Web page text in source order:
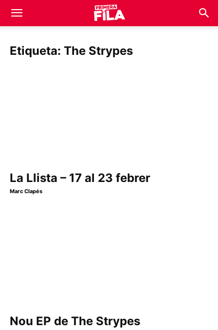
Etiqueta: The Strypes
La Llista – 17 al 23 febrer
Marc Clapés
Nou EP de The Strypes